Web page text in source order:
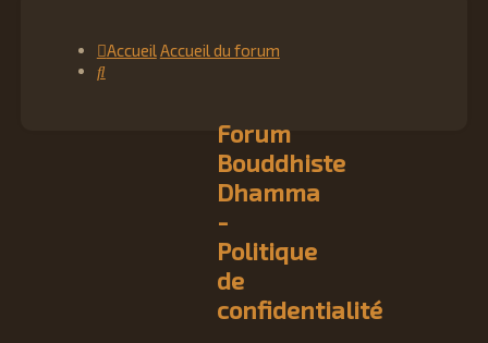
AccueilAccueil du forum
Rechercher
Forum
Bouddhiste
Dhamma
-
Politique
de
confidentialité